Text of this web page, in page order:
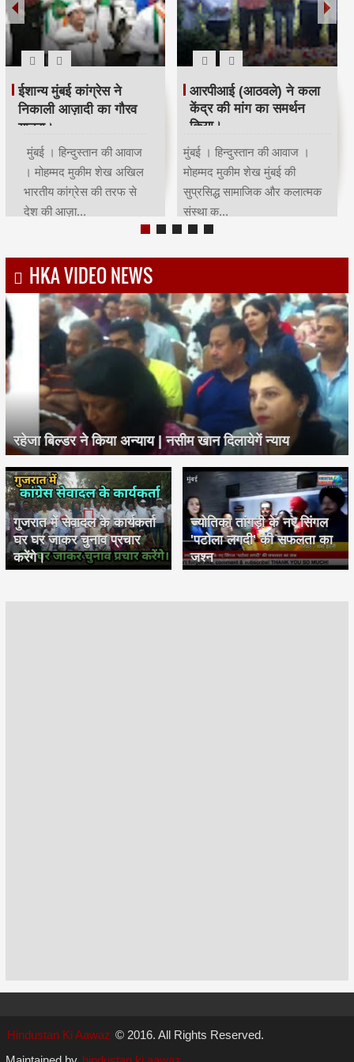
रमजान पर दिया एकता-
भाईचारे का संदेश:कांग्रेस ने
आयोजित किया रोजा इफ्तार
मुंबई | हिन्दुस्तान की आवाज |
मोहम्मद मुकीम शेखमुंबई कांग्रेस
अध्यक्ष भाई जगताप व कार्याध्यक्ष
चरणसि...
श्री सिद्धिविनायक मंदिर
ट्रस्ट ने सचिन तेंदुलकर का
सम्मान किया।
मुंबई । हिन्दुस्तान की आवाज ।
मोहम्मद मुकीम शेख भारतीय क्रिकेट
के भगवान कहे जाने वाले देश के
मह...
HKA VIDEO NEWS
रहेजा बिल्डर ने किया अन्याय | नसीम खान दिलायेगें न्याय
गुजरात में सेवादल के कार्यकर्ता
घर घर जाकर चुनाव प्रचार
करेंगे।
ज्योतिका तांगड़ी के नए सिंगल
'पटोला लगदी' की सफलता का
जश्न
Hindustan Ki Aawaz © 2016. All Rights Reserved.